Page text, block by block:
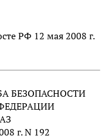
РФ 12 мая 2008 г.
БЕЗОПАСНОСТИ
г. N 192